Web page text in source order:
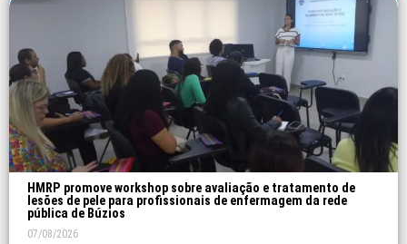
HMRP promove workshop sobre avaliação e tratamento de
lesões de pele para profissionais de enfermagem da rede
pública de Búzios
07/08/2026